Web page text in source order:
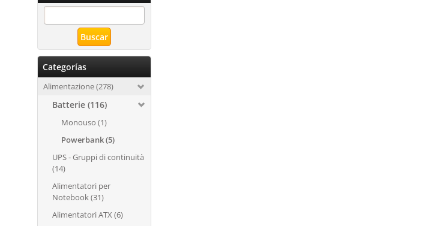
Categorías
Alimentazione (278)
Batterie (116)
Monouso (1)
Powerbank (5)
UPS - Gruppi di continuità
(14)
Alimentatori per
Notebook (31)
Alimentatori ATX (6)